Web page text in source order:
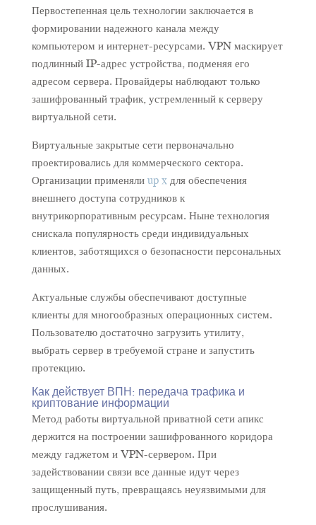
Первостепенная цель технологии заключается в
формировании надежного канала между
компьютером и интернет-ресурсами. VPN маскирует
подлинный IP-адрес устройства, подменяя его
адресом сервера. Провайдеры наблюдают только
зашифрованный трафик, устремленный к серверу
виртуальной сети.
Виртуальные закрытые сети первоначально
проектировались для коммерческого сектора.
Организации применялиup xдля обеспечения
внешнего доступа сотрудников к
внутрикорпоративным ресурсам. Ныне технология
снискала популярность среди индивидуальных
клиентов, заботящихся о безопасности персональных
данных.
Актуальные службы обеспечивают доступные
клиенты для многообразных операционных систем.
Пользователю достаточно загрузить утилиту,
выбрать сервер в требуемой стране и запустить
протекцию.
Как действует ВПН: передача трафика и
криптование информации
Метод работы виртуальной приватной сети апикс
держится на построении зашифрованного коридора
между гаджетом и VPN-сервером. При
задействовании связи все данные идут через
защищенный путь, превращаясь неуязвимыми для
прослушивания.